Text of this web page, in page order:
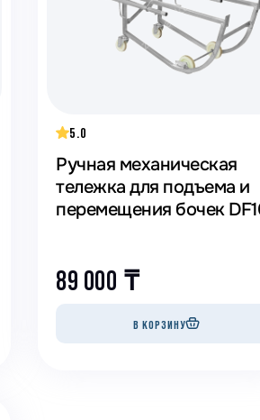
5.0
Ручная механическая
тележка для подъема и
перемещения бочек
89 000 ₸
В КОРЗИНУ